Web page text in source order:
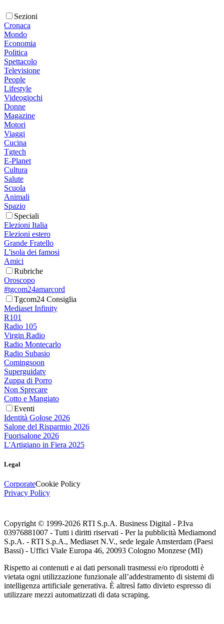
Sezioni
Cronaca
Mondo
Economia
Politica
Spettacolo
Televisione
People
Lifestyle
Videogiochi
Donne
Magazine
Motori
Viaggi
Cucina
Tgtech
E-Planet
Cultura
Salute
Scuola
Animali
Spazio
Speciali
Elezioni Italia
Elezioni estero
Grande Fratello
L'isola dei famosi
Amici
Rubriche
Oroscopo
#tgcom24amarcord
Tgcom24 Consiglia
Mediaset Infinity
R101
Radio 105
Virgin Radio
Radio Montecarlo
Radio Subasio
Comingsoon
Superguidatv
Zuppa di Porro
Non Sprecare
Cotto e Mangiato
Eventi
Identità Golose 2026
Salone del Risparmio 2026
Fuorisalone 2026
L'Artigiano in Fiera 2025
Legal
CorporateCookie Policy
Privacy Policy
Copyright © 1999-2026 RTI S.p.A. Business Digital - P.Iva
03976881007 - Tutti i diritti riservati - Per la pubblicità Mediamond
S.p.A. - RTI S.p.A., Mediaset N.V., sede legale Amsterdam (Paesi
Bassi) - Uffici Viale Europa 46, 20093 Cologno Monzese (MI)
Rispetto ai contenuti e ai dati personali trasmessi e/o riprodotti è
vietata ogni utilizzazione funzionale all’addestramento di sistemi di
intelligenza artificiale generativa. È altresì fatto divieto espresso di
utilizzare mezzi automatizzati di data scraping.